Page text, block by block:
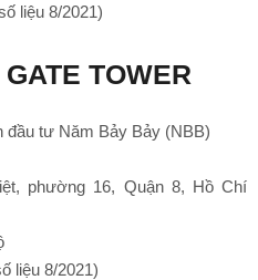
liệu 8/2021)
TOWER
đầu tư Năm Bảy Bảy (NBB)
phường 16, Quận 8, Hồ Chí
liệu 8/2021)